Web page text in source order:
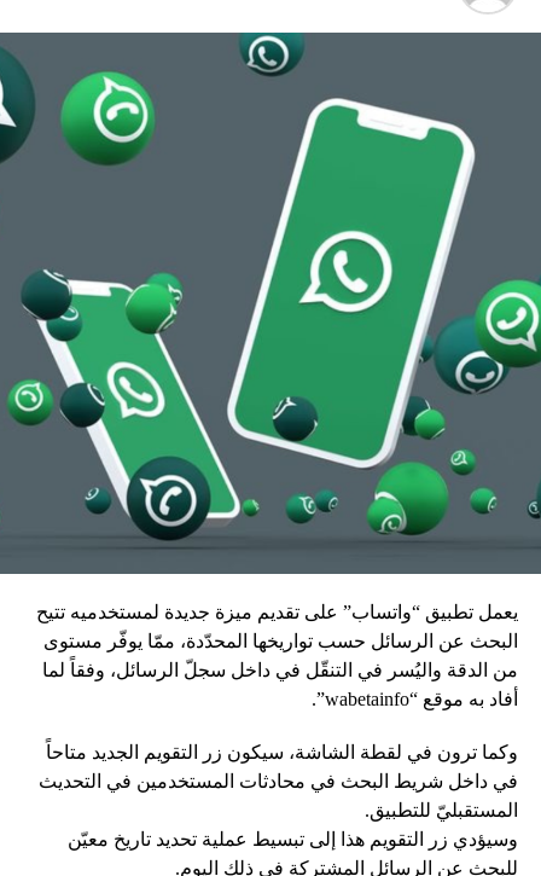
يعمل تطبيق “واتساب” على تقديم ميزة جديدة لمستخدميه تتيح
البحث عن الرسائل حسب تواريخها المحدّدة، ممّا يوفّر مستوى
من الدقة واليُسر في التنقّل في داخل سجلّ الرسائل، وفقاً لما
أفاد به موقع “wabetainfo”.
وكما ترون في لقطة الشاشة، سيكون زر التقويم الجديد متاحاً
في داخل شريط البحث في محادثات المستخدمين في التحديث
المستقبليّ للتطبيق.
وسيؤدي زر التقويم هذا إلى تبسيط عملية تحديد تاريخ معيّن
للبحث عن الرسائل المشتركة في ذلك اليوم.